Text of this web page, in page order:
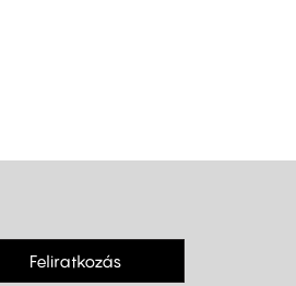
Feliratkozás